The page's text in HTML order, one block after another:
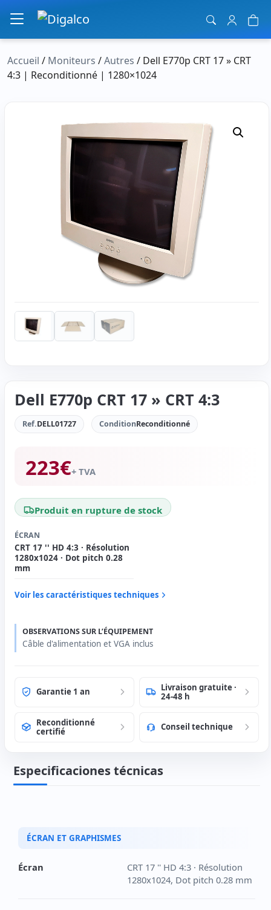
Navigation principale
Accueil / Moniteurs /Autres / Dell E770p CRT 17 » CRT
4:3 | Reconditionné | 1280×1024
Dell E770p CRT 17 » CRT 4:3
Ref.DELL01727 ConditionReconditionné
223€+ TVA
Produit en rupture de stock
ÉCRAN
CRT 17 '' HD 4:3 · Résolution
1280x1024 · Dot pitch 0.28
mm
Voir les caractéristiques techniques
OBSERVATIONS SUR L’ÉQUIPEMENT
Câble d'alimentation et VGA inclus
Garantie 1 an
Livraison gratuite ·
24-48 h
Reconditionné
certifié
Conseil technique
Especificaciones técnicas
ÉCRAN ET GRAPHISMES
Écran
CRT 17 '' HD 4:3 · Résolution
1280x1024, Dot pitch 0.28 mm